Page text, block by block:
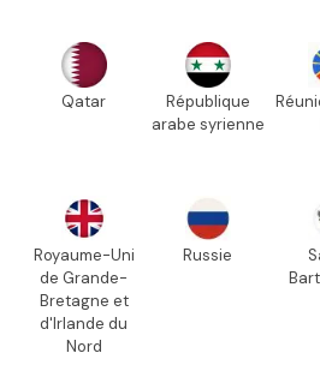
Qatar
République
arabe syrienne
Royaume-Uni
de Grande-
Bretagne et
d'Irlande du
Nord
Russie